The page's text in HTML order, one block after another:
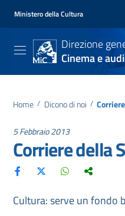
Ministero della Cultura
Direzione
Cinema e
Home / Dicono di noi /
5 Febbraio 2013
Corriere della
Cultura: serve un fondo